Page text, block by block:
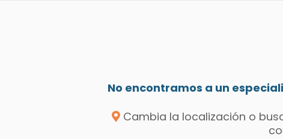
No encontramos a un
Cambia la localización o